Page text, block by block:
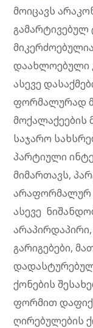
მოიცავს
დაახლოებული
ასევე
ფორმალურად
მოქალაქეების
საჯარო
პარტიული
მიმართავს,
არაფორმალურ
ასევე
გარიგებები,
ქონების
ფორმით
ღირებულების